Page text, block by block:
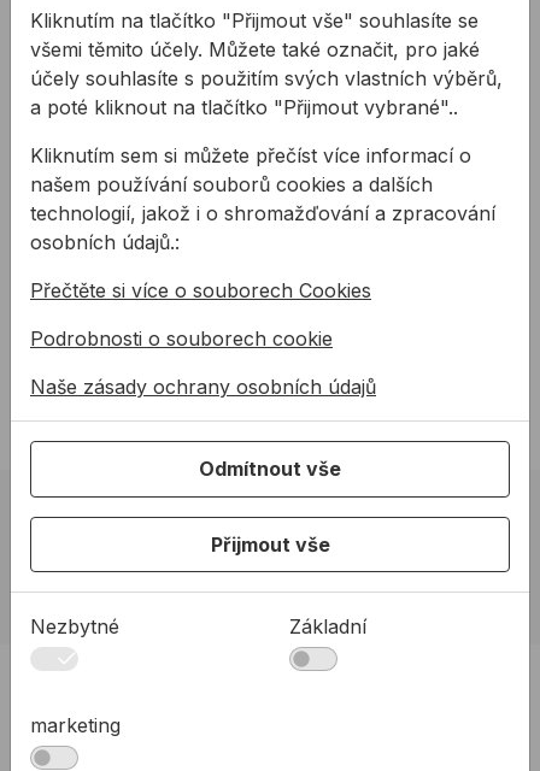
Prodlužovací buben se 4
zásuvkami - IP44
Prodlužovací pogumovaný
buben s uzavíratelnými
zásuvkami (IP44) v 25m a
od2245,94 Kč
2 245,94Kč s DPH
Na skladě
Šňůra prodlužovací s
vypínačem
Prodlužovací šňůra s
vypínačem v různých typech
od191,93 Kč
191,93Kč s DPH
Na skladě
02 623 10 920
allmedia@allmedia.sk
allmediasro (po-ne 7-22 h)
PRODUKTY
Produkty
Podpora
Kliknutím na tlačítko "Přijmout vše" souhlasíte se
všemi těmito účely. Můžete také označit, pro jaké
účely souhlasíte s použitím svých vlastních výběrů,
a poté kliknout na tlačítko "Přijmout vybrané"..
Kliknutím sem si můžete přečíst více informací o
našem používání souborů cookies a dalších
technologií, jakož i o shromažďování a zpracování
osobních údajů.:
Přečtěte si více o souborech Cookies
Podrobnosti o souborech cookie
Naše zásady ochrany osobních údajů
Odmítnout vše
Přijmout vše
Nezbytné Základní
marketing